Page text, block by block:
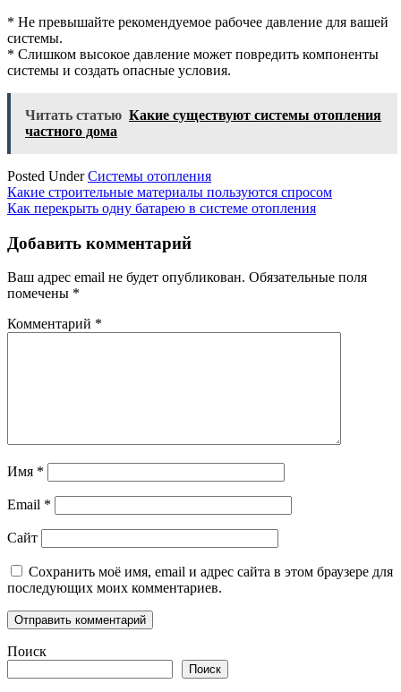
* Не превышайте рекомендуемое рабочее давление для вашей
системы.
* Слишком высокое давление может повредить компоненты
системы и создать опасные условия.
Читать статью Какие существуют системы отопления
частного дома
Posted UnderСистемы отопления
Навигация
по
записям
Какие строительные материалы пользуются спросом
Как перекрыть одну батарею в системе отопления
Добавить комментарий
Ваш адрес email не будет опубликован. Обязательные поля
помечены *
Комментарий *
Имя *
Email *
Сайт
Сохранить моё имя, email и адрес сайта в этом браузере для
последующих моих комментариев.
Поиск
Поиск